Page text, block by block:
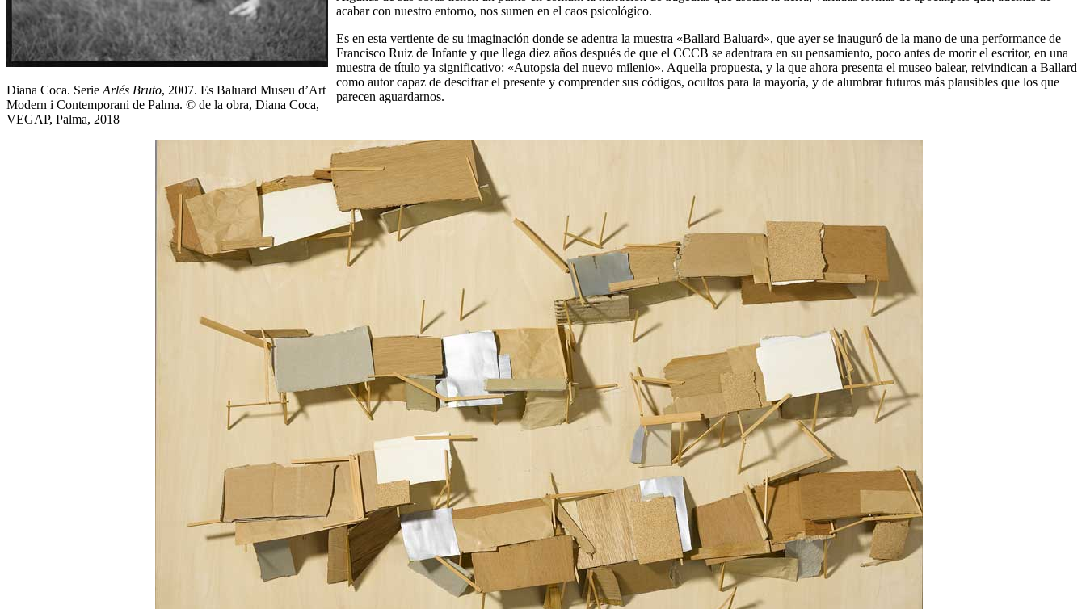
Diana Coca. Serie Arlés Bruto, 2007. Es Baluard Museu d’Art
Modern i Contemporani de Palma. © de la obra, Diana Coca,
VEGAP, Palma, 2018
acabar con nuestro entorno, nos sumen en el caos psicológico.
Es en esta vertiente de su imaginación donde se adentra la muestra «Ballard Baluard», que ayer se inauguró de la mano de una performance de
Francisco Ruiz de Infante y que llega diez años después de que el CCCB se adentrara en su pensamiento, poco antes de morir el escritor, en una
muestra de título ya significativo: «Autopsia del nuevo milenio». Aquella propuesta, y la que ahora presenta el museo balear, reivindican a Ballard
como autor capaz de descifrar el presente y comprender sus códigos, ocultos para la mayoría, y de alumbrar futuros más plausibles que los que
parecen aguardarnos.